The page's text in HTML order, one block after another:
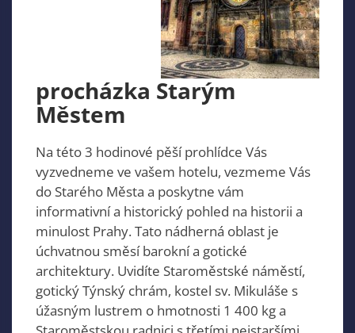
procházka Starým
Městem
Na této 3 hodinové pěší prohlídce Vás
vyzvedneme ve vašem hotelu, vezmeme Vás
do Starého Města a poskytne vám
informativní a historický pohled na historii a
minulost Prahy. Tato nádherná oblast je
úchvatnou směsí barokní a gotické
architektury. Uvidíte Staroměstské náměstí,
gotický Týnský chrám, kostel sv. Mikuláše s
úžasným lustrem o hmotnosti 1 400 kg a